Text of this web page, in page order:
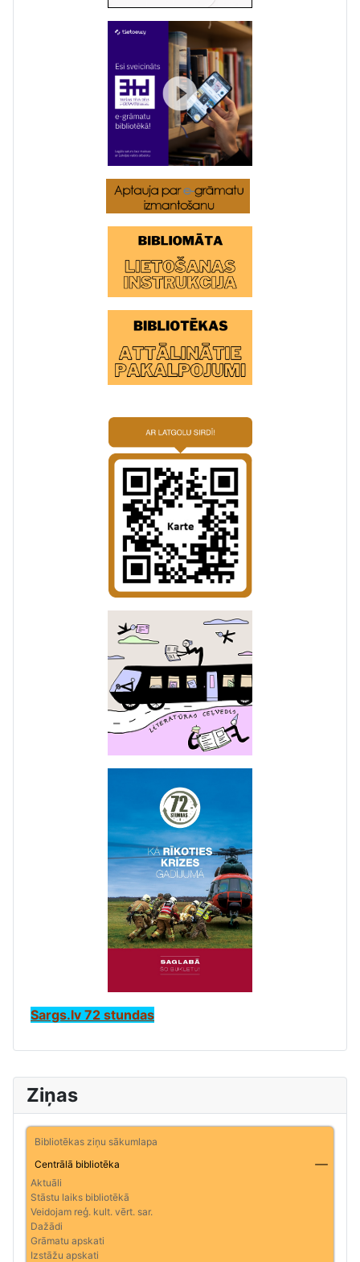
Ziņas
Bibliotēkas ziņu sākumlapa
Centrālā bibliotēka
Aktuāli
Stāstu laiks bibliotēkā
Veidojam reģ. kult. vērt. sar.
Dažādi
Grāmatu apskati
Izstāžu apskati
Sargs.lv 72 stundas